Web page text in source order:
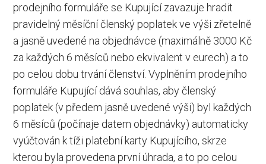
prodejního formuláře se Kupující zavazuje hradit
pravidelný měsíční členský poplatek ve výši zřetelně
a jasně uvedené na objednávce (maximálně 3000 Kč
za každých 6 měsíců nebo ekvivalent v eurech) a to
po celou dobu trvání členství. Vyplněním prodejního
formuláře Kupující dává souhlas, aby členský
poplatek (v předem jasně uvedené výši) byl každých
6 měsíců (počínaje datem objednávky) automaticky
vyúčtován k tíži platební karty Kupujícího, skrze
kterou byla provedena první úhrada, a to po celou